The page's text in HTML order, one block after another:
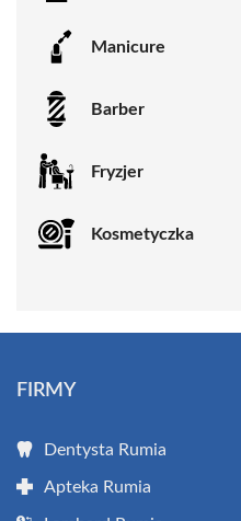
Manicure
Barber
Fryzjer
Kosmetyczka
FIRMY
Dentysta Rumia
Apteka Rumia